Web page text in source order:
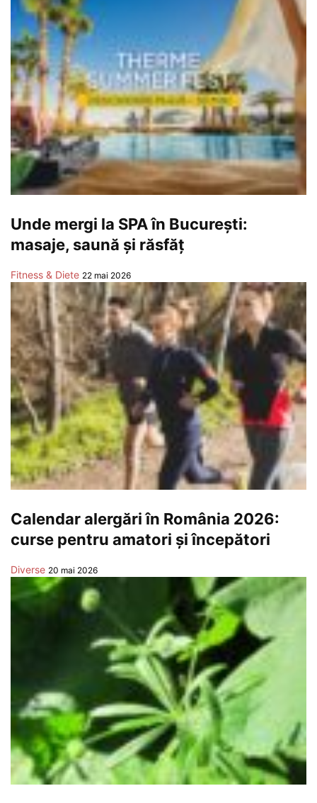
Unde mergi la SPA în București:
masaje, saună și răsfăț
Fitness & Diete 22 mai 2026
Calendar alergări în România 2026:
curse pentru amatori și începători
Diverse 20 mai 2026